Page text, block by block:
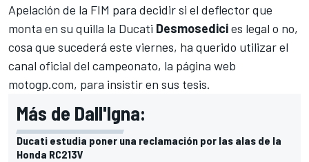
Apelación de la FIM para decidir si el deflectorque
monta en su quilla la Ducati Desmosedicies legal o no,
cosa que sucederá este viernes, ha querido utilizar el
canal oficial del campeonato, la página web
motogp.com, para insistir en sus tesis.
Más de Dall'Igna:
Ducati estudia poner una reclamación por las alas de la
Honda RC213V